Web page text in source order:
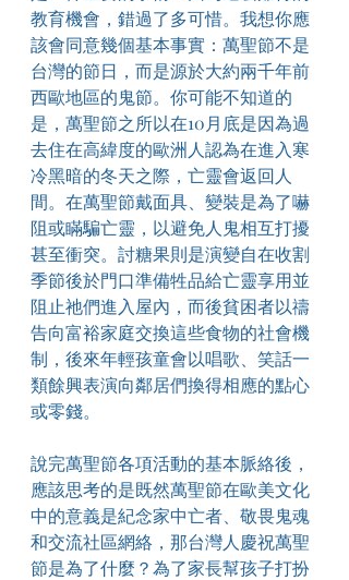
教育機會，錯過了多可惜。我想你應
該會同意幾個基本事實：萬聖節不是
台灣的節日，而是源於大約兩千年前
西歐地區的鬼節。你可能不知道的
是，萬聖節之所以在10月底是因為過
去住在高緯度的歐洲人認為在進入寒
冷黑暗的冬天之際，亡靈會返回人
間。在萬聖節戴面具、變裝是為了嚇
阻或瞞騙亡靈，以避免人鬼相互打擾
甚至衝突。討糖果則是演變自在收割
季節後於門口準備牲品給亡靈享用並
阻止祂們進入屋內，而後貧困者以禱
告向富裕家庭交換這些食物的社會機
制，後來年輕孩童會以唱歌、笑話一
類餘興表演向鄰居們換得相應的點心
或零錢。​
說完萬聖節各項活動的基本脈絡後，
應該思考的是既然萬聖節在歐美文化
中的意義是紀念家中亡者、敬畏鬼魂
和交流社區網絡，那台灣人慶祝萬聖
節是為了什麼？為了家長幫孩子打扮